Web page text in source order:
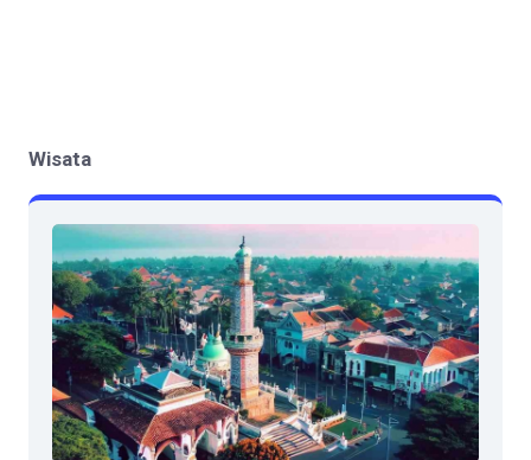
Wisata